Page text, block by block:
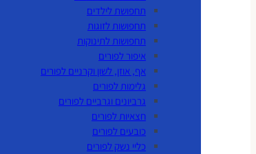
תחפושת לילדים
תחפושות לזוגות
תחפושות לתינוקות
איפור לפורים
אף, אוזן, לשון וקרניים לפורים
גלימות לפורים
גרביונים וגרביים לפורים
חצאיות לפורים
כובעים לפורים
כליי נשק לפורים